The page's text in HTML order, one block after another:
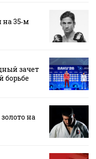
на 35‑м
зачет
борьбе
на